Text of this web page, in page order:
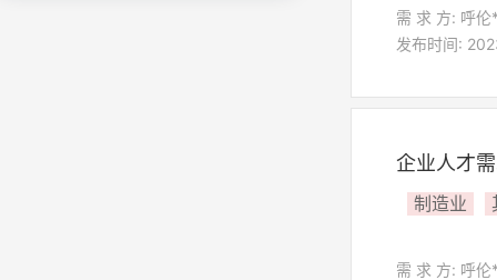
需 求 方: 呼
发布时间:
企业人才
制造业
需 求 方: 呼